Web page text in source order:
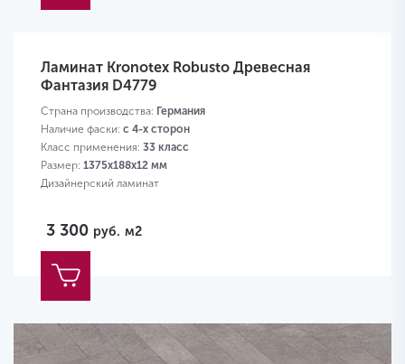
Ламинат Kronotex Robusto Древесная
Фантазия D4779
Страна производства: Германия
Наличие фаски: с 4-х сторон
Класс применения: 33 класс
Размер: 1375х188х12 мм
Дизайнерский ламинат
3 300 руб. м2